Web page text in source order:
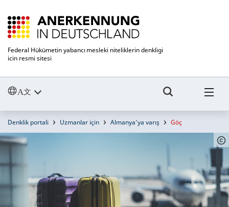
Federal Hükümetin yabancı mesleki niteliklerin denkligi
icin resmi sitesi
Denklik portali Uzmanlar için Almanya’ya varış Göç